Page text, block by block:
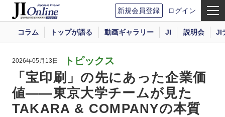
新規会員登録 ログイン
コラム トップが語る 動画ギャラリー JI 説明会 JI
2026年05月13日 トピックス
「宝印刷」の先にあった企業価
値――東京大学チームが見た
TAKARA & COMPANYの本質